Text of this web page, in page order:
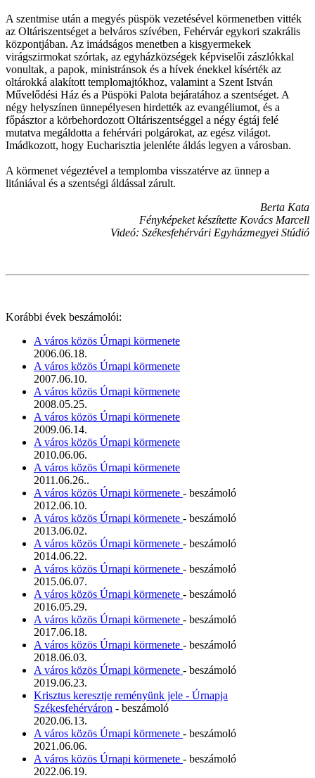
A szentmise után a megyés püspök vezetésével körmenetben vitték
az Oltáriszentséget a belváros szívében, Fehérvár egykori szakrális
központjában. Az imádságos menetben a kisgyermekek
virágszirmokat szórtak, az egyházközségek képviselői zászlókkal
vonultak, a papok, ministránsok és a hívek énekkel kísérték az
oltárokká alakított templomajtókhoz, valamint a Szent István
Művelődési Ház és a Püspöki Palota bejáratához a szentséget. A
négy helyszínen ünnepélyesen hirdették az evangéliumot, és a
főpásztor a körbehordozott Oltáriszentséggel a négy égtáj felé
mutatva megáldotta a fehérvári polgárokat, az egész világot.
Imádkozott, hogy Eucharisztia jelenléte áldás legyen a városban.
A körmenet végeztével a templomba visszatérve az ünnep a
litániával és a szentségi áldással zárult.
Berta Kata
Fényképeket készítette Kovács Marcell
Videó: Székesfehérvári Egyházmegyei Stúdió
Korábbi évek beszámolói:
A város közös Úrnapi körmenete
2006.06.18.
A város közös Úrnapi körmenete
2007.06.10.
A város közös Úrnapi körmenete
2008.05.25.
A város közös Úrnapi körmenete
2009.06.14.
A város közös Úrnapi körmenete
2010.06.06.
A város közös Úrnapi körmenete
2011.06.26..
A város közös Úrnapi körmenete - beszámoló
2012.06.10.
A város közös Úrnapi körmenete - beszámoló
2013.06.02.
A város közös Úrnapi körmenete - beszámoló
2014.06.22.
A város közös Úrnapi körmenete - beszámoló
2015.06.07.
A város közös Úrnapi körmenete - beszámoló
2016.05.29.
A város közös Úrnapi körmenete - beszámoló
2017.06.18.
A város közös Úrnapi körmenete - beszámoló
2018.06.03.
A város közös Úrnapi körmenete - beszámoló
2019.06.23.
Krisztus keresztje reményünk jele - Úrnapja
Székesfehérváron - beszámoló
2020.06.13.
A város közös Úrnapi körmenete - beszámoló
2021.06.06.
A város közös Úrnapi körmenete - beszámoló
2022.06.19.